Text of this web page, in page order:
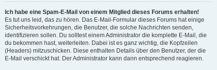
Ich habe eine Spam-E-Mail von einem Mitglied dieses Forums erhalten!
Es tut uns leid, das zu hören. Das E-Mail-Formular dieses Forums hat einige
Sicherheitsvorkehrungen, die Benutzer, die solche Nachrichten senden,
identifizieren sollen. Du solltest einem Administrator die komplette E-Mail, die
du bekommen hast, weiterleiten. Dabei ist es ganz wichtig, die Kopfzeilen
(Headers) mitzuschicken. Diese enthalten Details über den Benutzer, der die
E-Mail verschickt hat. Der Administrator kann dann entsprechend reagieren.